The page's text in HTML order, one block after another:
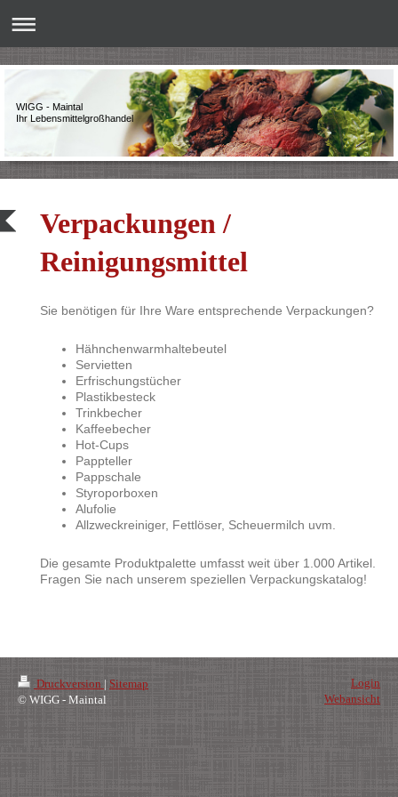
WIGG - Maintal
Ihr Lebensmittelgroßhandel
Verpackungen /
Reinigungsmittel
Sie benötigen für Ihre Ware entsprechende Verpackungen?
Hähnchenwarmhaltebeutel
Servietten
Erfrischungstücher
Plastikbesteck
Trinkbecher
Kaffeebecher
Hot-Cups
Pappteller
Pappschale
Styroporboxen
Alufolie
Allzweckreiniger, Fettlöser, Scheuermilch uvm.
Die gesamte Produktpalette umfasst weit über 1.000 Artikel.
Fragen Sie nach unserem speziellen Verpackungskatalog!
Druckversion | Sitemap
© WIGG - Maintal
Login
Webansicht